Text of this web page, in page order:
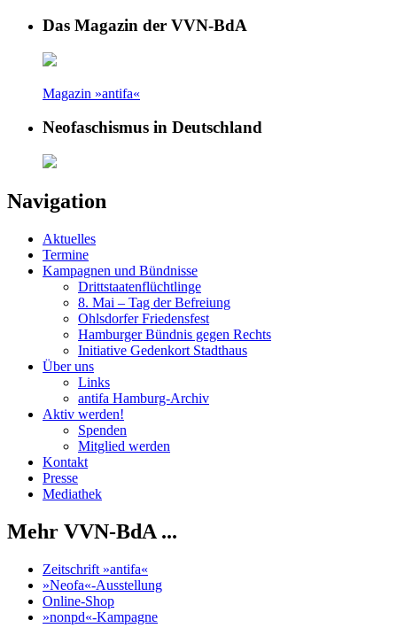
Das Magazin der VVN-BdA
Magazin »antifa«
Neofaschismus in Deutschland
Navigation
Aktuelles
Termine
Kampagnen und Bündnisse
Drittstaatenflüchtlinge
8. Mai – Tag der Befreiung
Ohlsdorfer Friedensfest
Hamburger Bündnis gegen Rechts
Initiative Gedenkort Stadthaus
Über uns
Links
antifa Hamburg-Archiv
Aktiv werden!
Spenden
Mitglied werden
Kontakt
Presse
Mediathek
Mehr VVN-BdA ...
Zeitschrift »antifa«
»Neofa«-Ausstellung
Online-Shop
»nonpd«-Kampagne